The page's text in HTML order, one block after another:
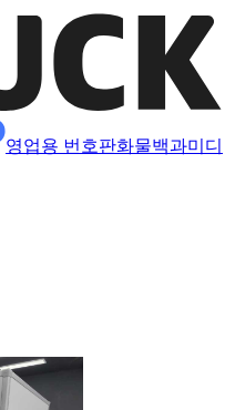
영업용 번호판화물백과미디